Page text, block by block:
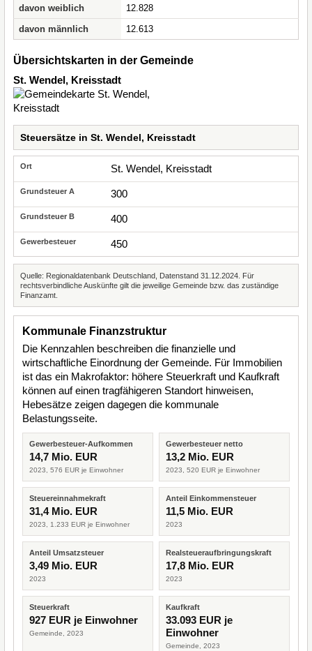
davon weiblich
12.828
davon männlich
12.613
Übersichtskarten in der Gemeinde
St. Wendel, Kreisstadt
Steuersätze in St. Wendel, Kreisstadt
St. Wendel, Kreisstadt
300
400
450
Quelle: Regionaldatenbank Deutschland, Datenstand 31.12.2024. Für
rechtsverbindliche Auskünfte gilt die jeweilige Gemeinde bzw. das zuständige
Finanzamt.
Kommunale Finanzstruktur
Die Kennzahlen beschreiben die finanzielle und
wirtschaftliche Einordnung der Gemeinde. Für Immobilien
ist das ein Makrofaktor: höhere Steuerkraft und Kaufkraft
können auf einen tragfähigeren Standort hinweisen,
Hebesätze zeigen dagegen die kommunale
Belastungsseite.
Gewerbesteuer-Aufkommen
14,7 Mio. EUR
2023, 576 EUR je Einwohner
Gewerbesteuer netto
13,2 Mio. EUR
2023, 520 EUR je Einwohner
Steuereinnahmekraft
31,4 Mio. EUR
2023, 1.233 EUR je Einwohner
Anteil Einkommensteuer
11,5 Mio. EUR
2023
Anteil Umsatzsteuer
3,49 Mio. EUR
2023
Realsteueraufbringungskraft
17,8 Mio. EUR
2023
Steuerkraft
927 EUR je Einwohner
Gemeinde, 2023
Kaufkraft
33.093 EUR je
Einwohner
Gemeinde, 2023